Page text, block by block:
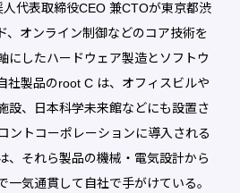
代表取締役CEO 兼CTOが東京都渋
、オンライン制御などのコア技術を
にしたハードウェア製造とソフトウ
社製品のroot C は、オフィスビルや
設、日本科学未来館などにも設置さ
ントコーポレーションに導入される
、それら製品の機械・電気設計から
一気通貫して自社で手がけている。